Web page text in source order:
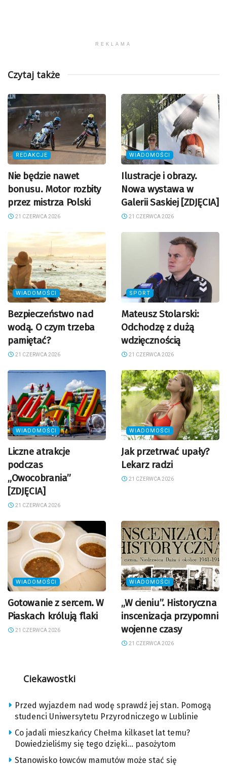
REKLAMA
Czytaj także
REDAKCJE
Nie będzie nawet
bonusu. Motor rozbity
przez mistrza Polski
21 CZERWCA 2026
WIADOMOŚCI
Ilustracje i obrazy.
Nowa wystawa w
Galerii Saskiej [ZDJĘCIA]
21 CZERWCA 2026
WIADOMOŚCI
Bezpieczeństwo nad
wodą. O czym trzeba
pamiętać?
21 CZERWCA 2026
SPORT
Mateusz Stolarski:
Odchodzę z dużą
wdzięcznością
21 CZERWCA 2026
WIADOMOŚCI
Liczne atrakcje
podczas
„Owocobrania”
[ZDJĘCIA]
21 CZERWCA 2026
WIADOMOŚCI
Jak przetrwać upały?
Lekarz radzi
21 CZERWCA 2026
WIADOMOŚCI
Gotowanie z sercem. W
Piaskach królują flaki
21 CZERWCA 2026
WIADOMOŚCI
„W cieniu”. Historyczna
inscenizacja przypomni
wojenne czasy
21 CZERWCA 2026
Ciekawostki
Przed wyjazdem nad wodę sprawdź jej stan. Pomogą
studenci Uniwersytetu Przyrodniczego w Lublinie
Co jadali mieszkańcy Chełma kilkaset lat temu?
Dowiedzieliśmy się tego dzięki… pasożytom
Stanowisko łowców mamutów może stać się